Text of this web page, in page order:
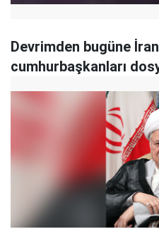
Devrimden bugüne
cumhurbaşkanları